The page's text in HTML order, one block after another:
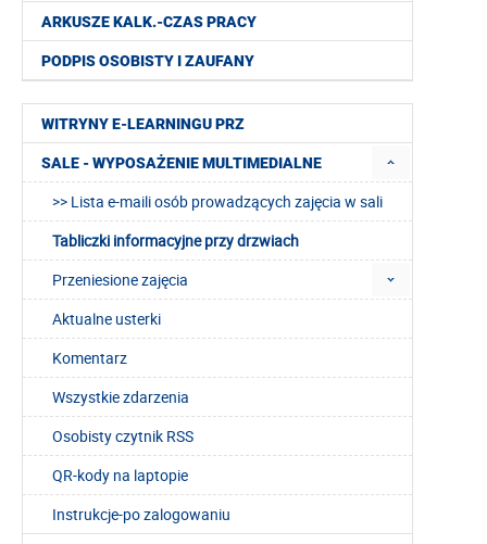
ARKUSZE KALK.-CZAS PRACY
PODPIS OSOBISTY I ZAUFANY
WITRYNY E-LEARNINGU PRZ
SALE - WYPOSAŻENIE MULTIMEDIALNE
>> Lista e-maili osób prowadzących zajęcia w sali
Tabliczki informacyjne przy drzwiach
Przeniesione zajęcia
Aktualne usterki
Komentarz
Wszystkie zdarzenia
Osobisty czytnik RSS
QR-kody na laptopie
Instrukcje-po zalogowaniu